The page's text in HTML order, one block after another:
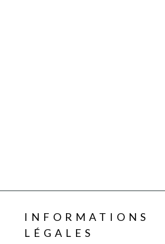
INFORMATIONS
LÉGALES